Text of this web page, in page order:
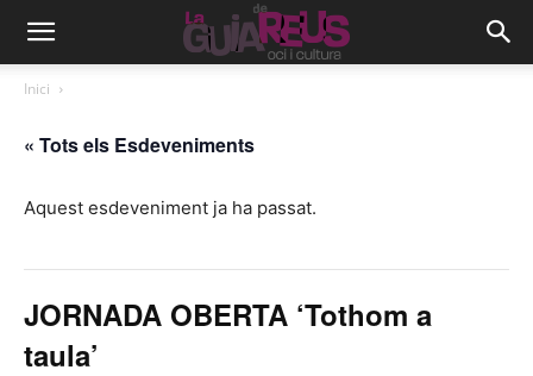
Inici
« Tots els Esdeveniments
Aquest esdeveniment ja ha passat.
JORNADA OBERTA ‘Tothom a
taula’